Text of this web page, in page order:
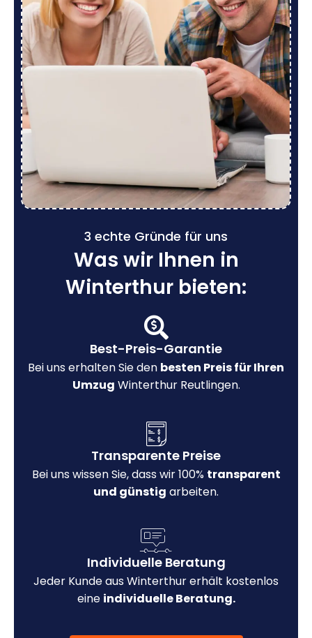
3 echte Gründe für uns
Was wir Ihnen in
Winterthur bieten:
Best-Preis-Garantie
Bei uns erhalten Sie den besten Preis für Ihren
Umzug Winterthur Reutlingen.
Transparente Preise
Bei uns wissen Sie, dass wir 100% transparent
und günstig arbeiten.
Individuelle Beratung
Jeder Kunde aus Winterthur erhält kostenlos
eine individuelle Beratung.